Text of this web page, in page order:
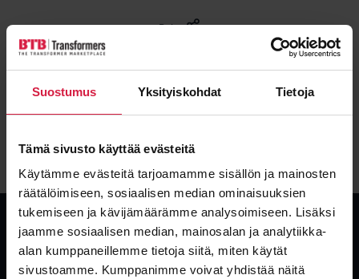
Suostumus Yksityiskohdat Tietoja
Tämä sivusto käyttää evästeitä
Käytämme evästeitä tarjoamamme sisällön ja mainosten
räätälöimiseen, sosiaalisen median ominaisuuksien
tukemiseen ja kävijämäärämme analysoimiseen. Lisäksi
jaamme sosiaalisen median, mainosalan ja analytiikka-
alan kumppaneillemme tietoja siitä, miten käytät
sivustoamme. Kumppanimme voivat yhdistää näitä
Dela
BTB Transformers Ab är nu en godkänd och certifierad
leverantör i ”Achilles Nordics & Central Europes Pre-
Qualification System” för produkterna listade nedan.
BTB Transformers certifikat